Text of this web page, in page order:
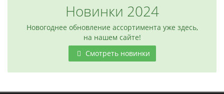
Новинки 2024
Новогоднее обновление ассортимента уже здесь,
на нашем сайте!
Смотреть новинки